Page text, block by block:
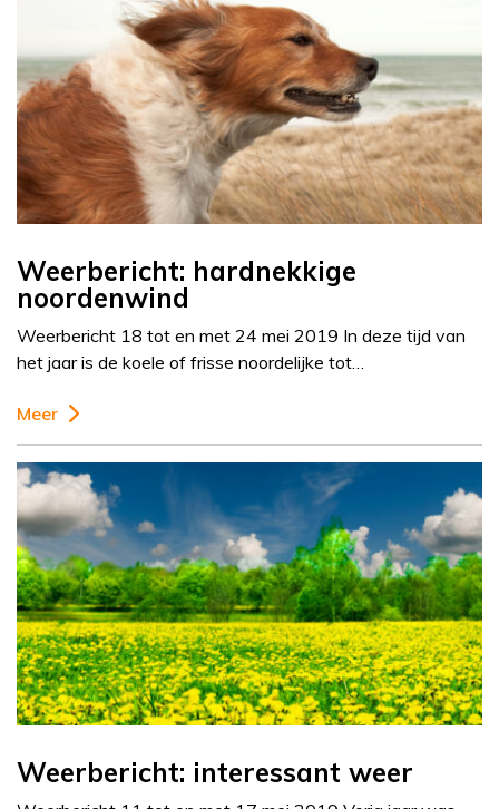
Weerbericht: hardnekkige
noordenwind
Weerbericht 18 tot en met 24 mei 2019 In deze tijd van
het jaar is de koele of frisse noordelijke tot…
Meer
Weerbericht: interessant weer